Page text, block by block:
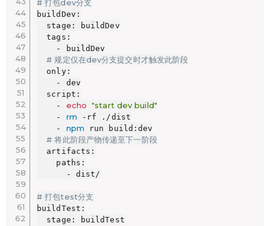
# 打包dev分支
buildDev:
  stage: buildDev
  tags:
    - buildDev
# 规定仅在dev分支提交时才触发此阶段
  only:
    - dev
  script:
    -
echo "start dev build"
    -
rm -rf ./dist
    -
npm run build:dev
# 将此阶段产物传递至下一阶段
  artifacts:
    paths:
      - dist/
# 打包test分支
buildTest:
  stage: buildTest